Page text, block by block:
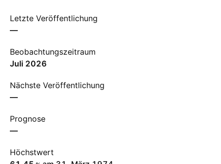
Letzte Veröffentlichung
—
Beobachtungszeitraum
Juli 2026
Nächste Veröffentlichung
—
Prognose
—
Höchstwert